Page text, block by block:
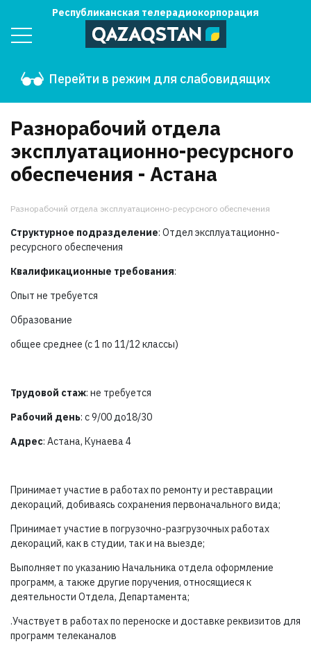
Республиканская телерадиокорпорация
Перейти в режим для слабовидящих
Разнорабочий отдела
эксплуатационно-ресурсного
обеспечения - Астана
Разнорабочий отдела эксплуатационно-ресурсного обеспечения
Структурное подразделение: Отдел эксплуатационно-
ресурсного обеспечения
Квалификационные требования:
Опыт не требуется
Образование
общее среднее (с 1 по 11/12 классы)
Трудовой стаж: не требуется
Рабочий день: с 9/00 до18/30
Адрес: Астана, Кунаева 4
Принимает участие в работах по ремонту и реставрации
декораций, добиваясь сохранения первоначального вида;
Принимает участие в погрузочно-разгрузочных работах
декораций, как в студии, так и на выезде;
Выполняет по указанию Начальника отдела оформление
программ, а также другие поручения, относящиеся к
деятельности Отдела, Департамента;
.Участвует в работах по переноске и доставке реквизитов для
программ телеканалов